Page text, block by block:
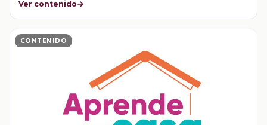
Ver contenido
CONTENIDO